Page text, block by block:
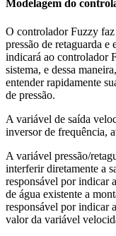
Modelagem do
O controlador Fuzzy faz
pressão de retaguarda e
indicará ao controlador
sistema, e dessa
entender rapidamente
de pressão.
A variável de saída
inversor de frequência,
A variável pressão/
interferir diretamente a
responsável por indicar
de água existente a
responsável por indicar
valor da variável